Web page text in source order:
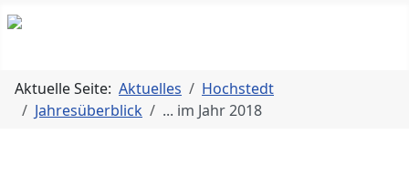
Aktuelle Seite: Aktuelles
Hochstedt
Jahresüberblick
... im Jahr 2018